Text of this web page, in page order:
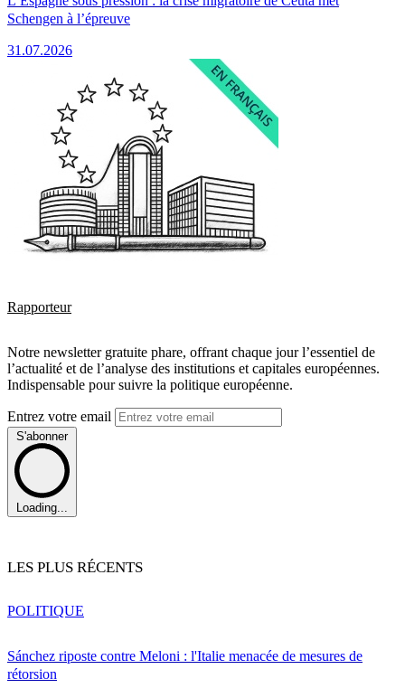
Schengen à l’épreuve
31.07.2026
Rapporteur
Notre newsletter gratuite phare, offrant chaque jour l’essentiel de
l’actualité et de l’analyse des institutions et capitales européennes.
Indispensable pour suivre la politique européenne.
Entrez votre email
S'abonner
Loading...
LES PLUS RÉCENTS
Sánchez riposte contre Meloni : l'Italie menacée de mesures de
rétorsion
POLITIQUE